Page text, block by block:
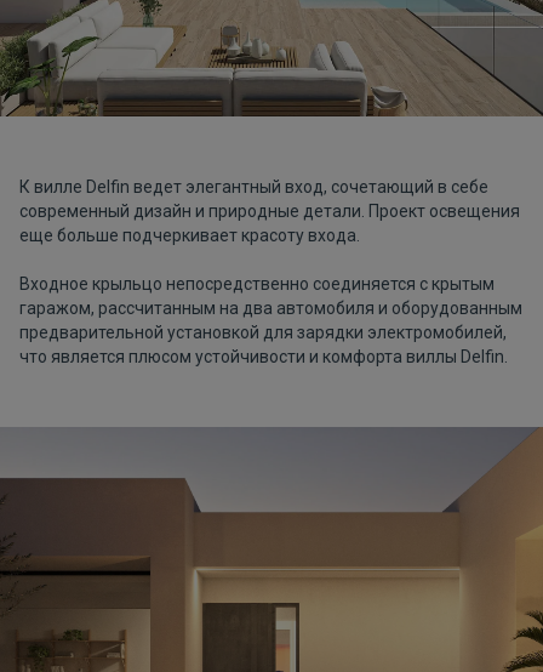
К вилле Delfin ведет элегантный вход, сочетающий в себе
современный дизайн и природные детали. Проект освещения
еще больше подчеркивает красоту входа.
Входное крыльцо непосредственно соединяется с крытым
гаражом, рассчитанным на два автомобиля и оборудованным
предварительной установкой для зарядки электромобилей,
что является плюсом устойчивости и комфорта виллы Delfin.